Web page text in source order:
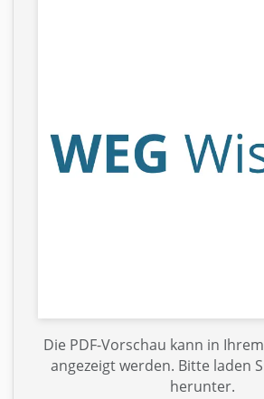
Die PDF-Vorschau kann in
angezeigt werden. Bitte laden
herunter.